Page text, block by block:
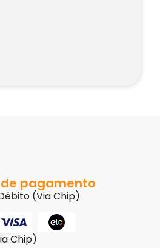
pagamento
(Via Chip)
Chip)